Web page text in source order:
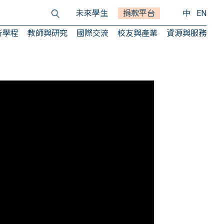
學程 教師與研究 國際交流 校友與產業 資源與服務
未來學生 捐款平台 中 EN